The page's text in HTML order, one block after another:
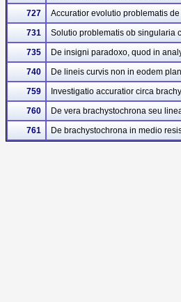
727
Accuratior evolutio problematis
731
Solutio problematis ob singularia
735
De insigni paradoxo, quod in
740
De lineis curvis non in eodem
759
Investigatio accuratior circa
760
De vera brachystochrona seu
761
De brachystochrona in medio